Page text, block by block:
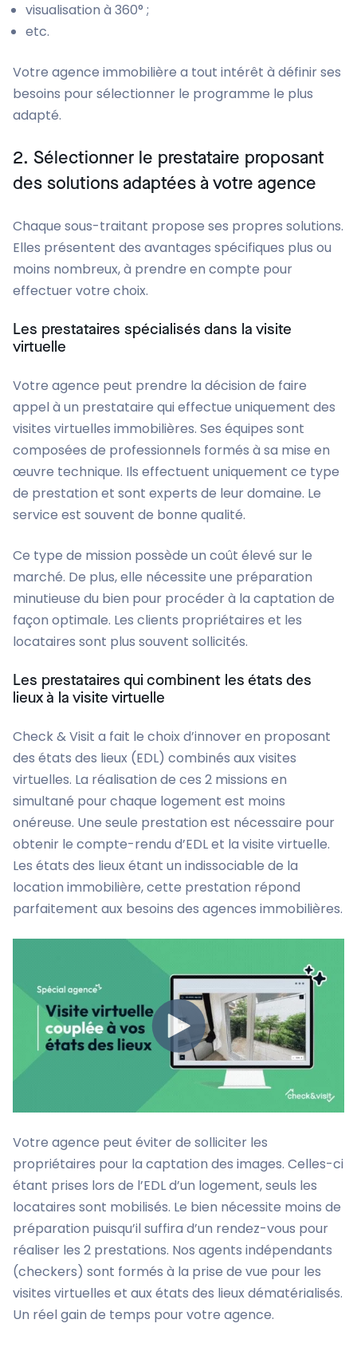
visualisation à 360° ;
etc.
Votre agence immobilière a tout intérêt à définir ses
besoins pour sélectionner le programme le plus
adapté.
2. Sélectionner le prestataire proposant
des solutions adaptées à votre agence
Chaque sous-traitant propose ses propres solutions.
Elles présentent des avantages spécifiques plus ou
moins nombreux, à prendre en compte pour
effectuer votre choix.
Les prestataires spécialisés dans la visite
virtuelle
Votre agence peut prendre la décision de faire
appel à un prestataire qui effectue uniquement des
visites virtuelles immobilières. Ses équipes sont
composées de professionnels formés à sa mise en
œuvre technique. Ils effectuent uniquement ce type
de prestation et sont experts de leur domaine. Le
service est souvent de bonne qualité.
Ce type de mission possède un coût élevé sur le
marché. De plus, elle nécessite une préparation
minutieuse du bien pour procéder à la captation de
façon optimale. Les clients propriétaires et les
locataires sont plus souvent sollicités.
Les prestataires qui combinent les états des
lieux à la visite virtuelle
Check & Visit a fait le choix d’innover en proposant
des états des lieux (EDL) combinés aux visites
virtuelles. La réalisation de ces 2 missions en
simultané pour chaque logement est moins
onéreuse. Une seule prestation est nécessaire pour
obtenir le compte-rendu d’EDL et la visite virtuelle.
Les états des lieux étant un indissociable de la
location immobilière, cette prestation répond
parfaitement aux besoins des agences immobilières.
Votre agence peut éviter de solliciter les
propriétaires pour la captation des images. Celles-ci
étant prises lors de l’EDL d’un logement, seuls les
locataires sont mobilisés. Le bien nécessite moins de
préparation puisqu’il suffira d’un rendez-vous pour
réaliser les 2 prestations. Nos agents indépendants
(checkers) sont formés à la prise de vue pour les
visites virtuelles et aux états des lieux dématérialisés.
Un réel gain de temps pour votre agence.